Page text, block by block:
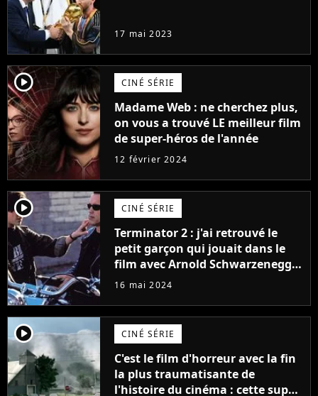
17 mai 2023
player2 CINÉ SÉRIE
Madame Web : ne cherchez plus,
on vous a trouvé LE meilleur film
de super-héros de l'année
12 février 2024
player2 CINÉ SÉRIE
Terminator 2 : j'ai retrouvé le
petit garçon qui jouait dans le
film avec Arnold Schwarzenegger
et il a sacrément changé !
16 mai 2024
player2 CINÉ SÉRIE
C'est le film d'horreur avec la fin
la plus traumatisante de
l'histoire du cinéma : cette super